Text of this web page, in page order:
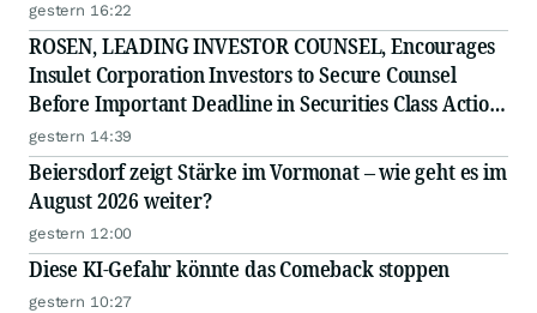
gestern 16:22
ROSEN, LEADING INVESTOR COUNSEL, Encourages
Insulet Corporation Investors to Secure Counsel
Before Important Deadline in Securities Class Action
- PODD
gestern 14:39
Beiersdorf zeigt Stärke im Vormonat – wie geht es im
August 2026 weiter?
gestern 12:00
Diese KI-Gefahr könnte das Comeback stoppen
gestern 10:27